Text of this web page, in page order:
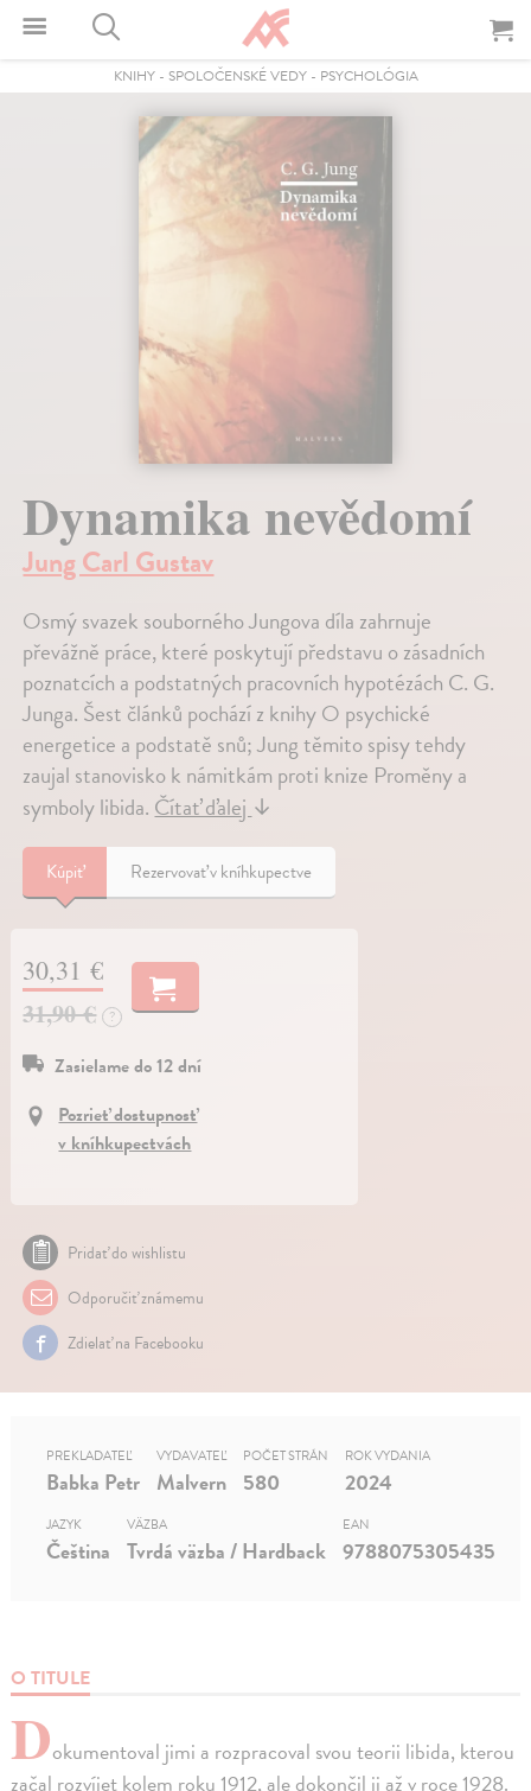
KNIHY- SPOLOČENSKÉ VEDY- PSYCHOLÓGIA
Dynamika nevědomí
Jung Carl Gustav
Osmý svazek souborného Jungova díla zahrnuje
převážně práce, které poskytují představu o zásadních
poznatcích a podstatných pracovních hypotézách C. G.
Junga. Šest článků pochází z knihy O psychické
energetice a podstatě snů; Jung těmito spisy tehdy
zaujal stanovisko k námitkám proti knize Proměny a
symboly libida. Čítať ďalej ↓
Kúpiť Rezervovať v kníhkupectve
30,31 €
31,90 €
?
Zasielame do 12 dní
Pozrieť dostupnosť
v kníhkupectvách
Pridať do wishlistu
Odporučiť známemu
Zdielať na Facebooku
O TITULE
Dokumentoval jimi a rozpracoval svou teorii libida, kterou
začal rozvíjet kolem roku 1912, ale dokončil ji až v roce 1928.
PREKLADATEĽ
Babka Petr
VYDAVATEĽ
Malvern
POČET STRÁN
580
ROK VYDANIA
2024
JAZYK
Čeština
VÄZBA
Tvrdá väzba / Hardback
EAN
9788075305435